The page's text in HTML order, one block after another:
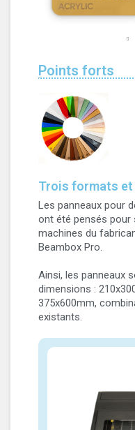
Points forts
Trois formats
Les panneaux pour
ont été pensés pour
machines du
Beambox Pro.
Ainsi, les panneaux
dimensions :
375x600mm,
existants.